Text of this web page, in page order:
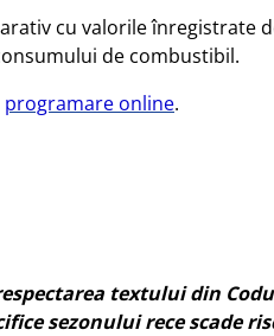
cu valorile înregistrate
de combustibil.
programare online.
textului din
sezonului rece scade